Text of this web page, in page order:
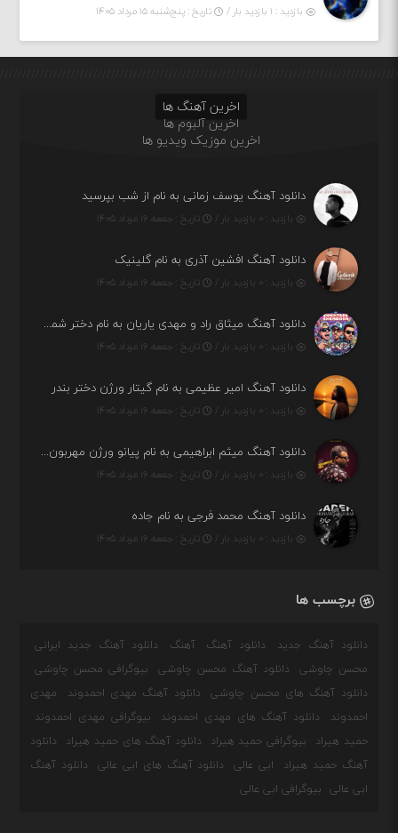
بازدید : ۱ بازدید بار / تاریخ : پنج‌شنبه ۱۵ مرداد ۱۴۰۵
اخرین آهنگ ها
اخرین آلبوم ها
اخرین موزیک ویدیو ها
دانلود آهنگ یوسف زمانی به نام از شب بپرسید
بازدید : ۰ بازدید بار / تاریخ : جمعه ۱۶ مرداد ۱۴۰۵
دانلود آهنگ افشین آذری به نام گلینیک
بازدید : ۰ بازدید بار / تاریخ : جمعه ۱۶ مرداد ۱۴۰۵
دانلود آهنگ میثاق راد و مهدی یاریان به نام دختر شمرون
بازدید : ۰ بازدید بار / تاریخ : جمعه ۱۶ مرداد ۱۴۰۵
دانلود آهنگ امیر عظیمی به نام گیتار ورژن دختر بندر
بازدید : ۰ بازدید بار / تاریخ : جمعه ۱۶ مرداد ۱۴۰۵
دانلود آهنگ میثم ابراهیمی به نام پیانو ورژن مهربون من
بازدید : ۰ بازدید بار / تاریخ : جمعه ۱۶ مرداد ۱۴۰۵
دانلود آهنگ محمد فرجی به نام جاده
بازدید : ۰ بازدید بار / تاریخ : جمعه ۱۶ مرداد ۱۴۰۵
برچسب ها
دانلود آهنگ جدید دانلود آهنگ آهنگ
دانلود آهنگ جدید ایرانی
محسن چاوشی
دانلود آهنگ محسن چاوشی
بیوگرافی محسن چاوشی
دانلود آهنگ های محسن چاوشی
دانلود آهنگ مهدی احمدوند
مهدی
احمدوند
دانلود آهنگ های مهدی احمدوند
بیوگرافی مهدی احمدوند
حمید هیراد
بیوگرافی حمید هیراد دانلود آهنگ های حمید هیراد
دانلود
آهنگ حمید هیراد
ابی عالی دانلود آهنگ های ابی عالی
دانلود آهنگ
ابی عالی
بیوگرافی ابی عالی